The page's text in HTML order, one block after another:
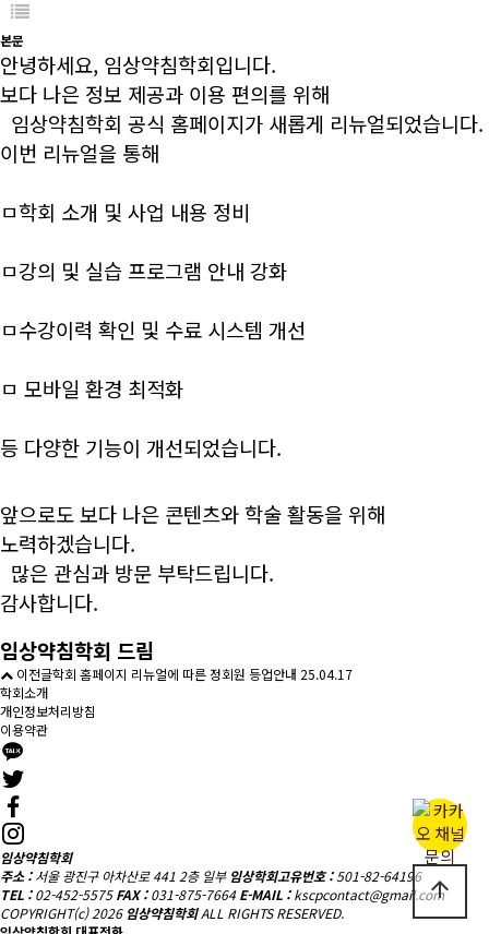
본문
안녕하세요, 임상약침학회입니다.
보다 나은 정보 제공과 이용 편의를 위해
임상약침학회 공식 홈페이지가 새롭게 리뉴얼되었습니다.
이번 리뉴얼을 통해
ㅁ학회 소개 및 사업 내용 정비
ㅁ강의 및 실습 프로그램 안내 강화
ㅁ수강이력 확인 및 수료 시스템 개선
ㅁ 모바일 환경 최적화
등 다양한 기능이 개선되었습니다.
앞으로도 보다 나은 콘텐츠와 학술 활동을 위해
노력하겠습니다.
많은 관심과 방문 부탁드립니다.
감사합니다.
임상약침학회 드림
이전글학회 홈페이지 리뉴얼에 따른 정회원 등업안내 25.04.17
학회소개
개인정보처리방침
이용약관
임상약침학회
주소 :서울 광진구 아차산로 441 2층 일부 임상학회고유번호 :501-82-64196
TEL :02-452-5575 FAX :031-875-7664 E-MAIL :kscpcontact@gmail.com
COPYRIGHT(c) 2026 임상약침학회ALL RIGHTS RESERVED.
arrow_upward